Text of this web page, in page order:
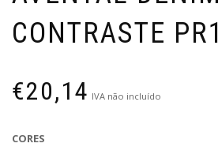
CONTRASTE
€20,14 IVA não incluído
CORES